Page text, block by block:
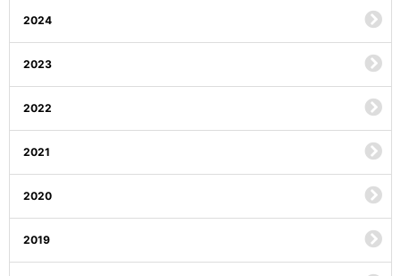
2024
2023
2022
2021
2020
2019